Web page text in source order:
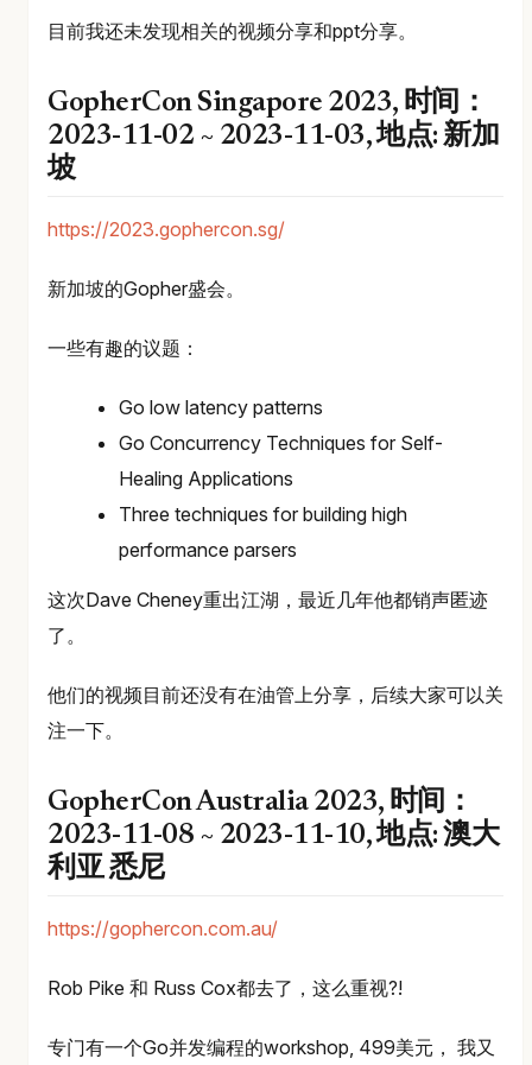
目前我还未发现相关的视频分享和ppt分享。
GopherCon Singapore 2023, 时间：
2023-11-02 ~ 2023-11-03, 地点: 新加
坡
https://2023.gophercon.sg/
新加坡的Gopher盛会。
一些有趣的议题：
Go low latency patterns
Go Concurrency Techniques for Self-
Healing Applications
Three techniques for building high
performance parsers
这次Dave Cheney重出江湖，最近几年他都销声匿迹
了。
他们的视频目前还没有在油管上分享，后续大家可以关
注一下。
GopherCon Australia 2023, 时间：
2023-11-08 ~ 2023-11-10, 地点: 澳大
利亚 悉尼
https://gophercon.com.au/
Rob Pike 和 Russ Cox都去了，这么重视?!
专门有一个Go并发编程的workshop, 499美元， 我又